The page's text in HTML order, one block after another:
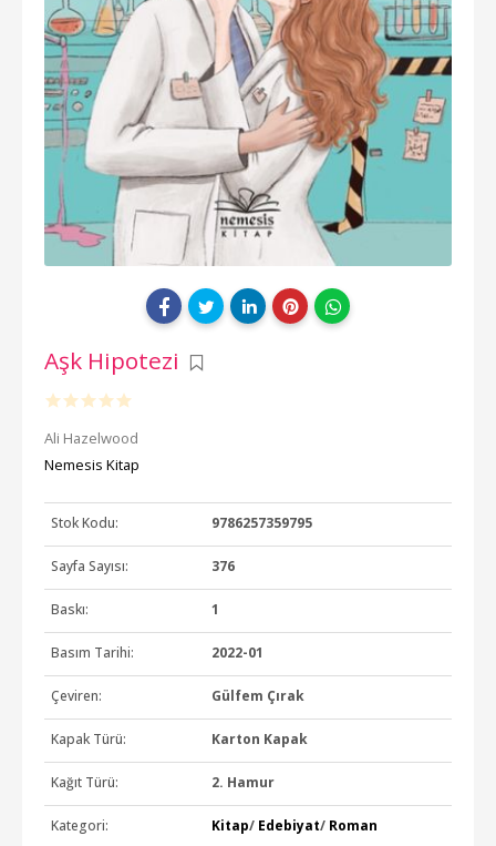
Aşk Hipotezi
Ali Hazelwood
Nemesis Kitap
Stok Kodu: 9786257359795
Sayfa Sayısı: 376
Baskı: 1
Basım Tarihi: 2022-01
Çeviren: Gülfem Çırak
Kapak Türü: Karton Kapak
Kağıt Türü: 2. Hamur
Kategori: Kitap/ Edebiyat/ Roman